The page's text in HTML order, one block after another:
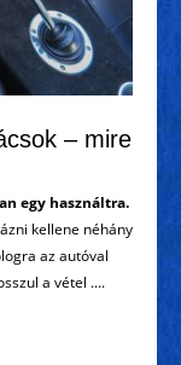
– mire
egy használtra.
kellene néhány
az autóval
a vétel ....